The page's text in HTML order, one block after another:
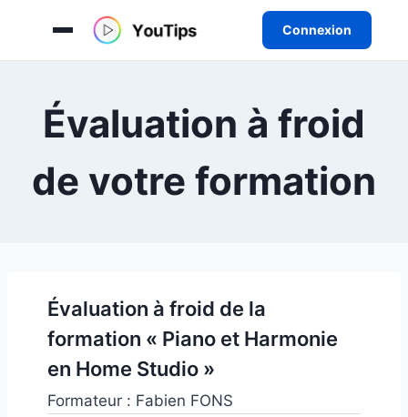
Connexion
contenuÉvaluation à froid
de votre formation
Évaluation à froid de la
formation « Piano et Harmonie
en Home Studio »
Formateur : Fabien FONS